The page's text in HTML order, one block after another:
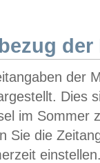
der
der
Dies
im Sommer
Sie die